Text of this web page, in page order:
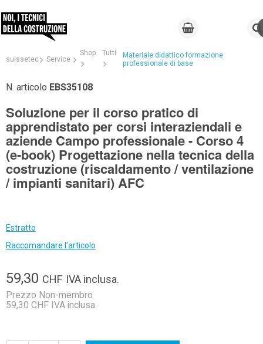
suissetec Service
Shop Tutti
Materiale didattico formazione
professionale di base
N. articolo EBS35108
Soluzione per il corso pratico di
apprendistato per corsi interaziendali e
aziende Campo professionale - Corso 4
(e-book) Progettazione nella tecnica della
costruzione (riscaldamento / ventilazione
/ impianti sanitari) AFC
Estratto
Raccomandare l'articolo
59,30 CHF IVA inclusa.
Prezzo Non-membro
59,30 CHF IVA inclusa.